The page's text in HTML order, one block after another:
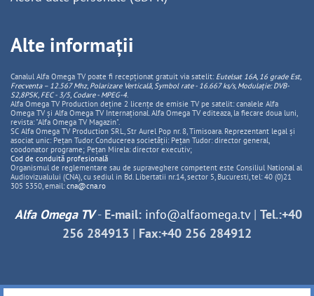
Alte informații
Canalul Alfa Omega TV poate fi recepționat gratuit via satelit: Eutelsat 16A, 16 grade Est,
Frecventa – 12.567 Mhz, PolarizareVerticală, Symbol rate - 16.667 ks/s, Modulație: DVB-
S2,8PSK, FEC - 3/5, Codare - MPEG-4.
Alfa Omega TV Production deține 2 licențe de emisie TV pe satelit: canalele Alfa
Omega TV și Alfa Omega TV Internațional. Alfa Omega TV editeaza, la fiecare doua luni,
revista: "Alfa Omega TV Magazin".
SC Alfa Omega TV Production SRL, Str Aurel Pop nr. 8, Timisoara. Reprezentant legal și
asociat unic: Pețan Tudor. Conducerea societății: Pețan Tudor: director general,
coodonator programe; Pețan Mirela: director executiv;
Cod de conduită profesională
Organismul de reglementare sau de supraveghere competent este Consiliul National al
Audiovizualului (CNA), cu sediul in Bd. Libertatii nr.14, sector 5, Bucuresti, tel: 40 (0)21
305 5350, email: cna@cna.ro
Alfa Omega TV- E-mail: info@alfaomega.tv| Tel.:+40
256 284913 | Fax:+40 256 284912